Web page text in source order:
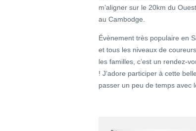
m’aligner sur le 20km du
au Cambodge.
Évènement très populaire en
et tous les niveaux de
les familles, c’est un rendez-
! J’adore participer à cette
passer un peu de temps avec